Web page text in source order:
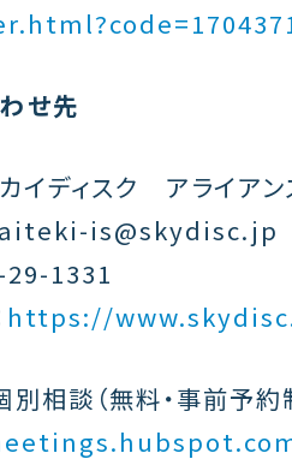
せ先
イディスク アライアン
is@skydisc.jp
29-1331
https://
別相談 （無料・事前予約